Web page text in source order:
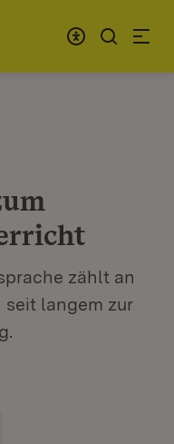
zählt an
langem zur